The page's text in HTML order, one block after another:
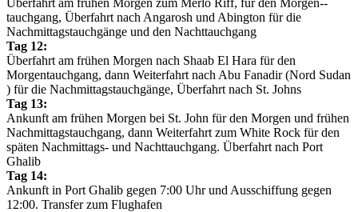
tauchgang, Überfahrt nach Angarosh und Abington für die
Nachmittagstauchgänge und den Nachttauchgang
Tag 12:
Überfahrt am frühen Morgen nach Shaab El Hara für den
Morgentauchgang, dann Weiterfahrt nach Abu Fanadir (Nord Sudan
) für die Nachmittagstauchgänge, Überfahrt nach St. Johns
Tag 13:
Ankunft am frühen Morgen bei St. John für den Morgen und frühen
Nachmittagstauchgang, dann Weiterfahrt zum White Rock für den
späten Nachmittags- und Nachttauchgang. Überfahrt nach Port
Ghalib
Tag 14:
Ankunft in Port Ghalib gegen 7:00 Uhr und Ausschiffung gegen
12:00. Transfer zum Flughafen